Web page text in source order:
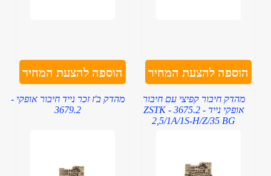
הוספה להצעת המחיר הוספה להצעת המחיר
מהדק חיבור קפיצי עם חיבור
אופקי נייד - 3675.2 - ZSTK
2,5/1A/1S-H/Z/35 BG
מהדק ב'ז זכר נייד חיבור אופקי -
3679.2